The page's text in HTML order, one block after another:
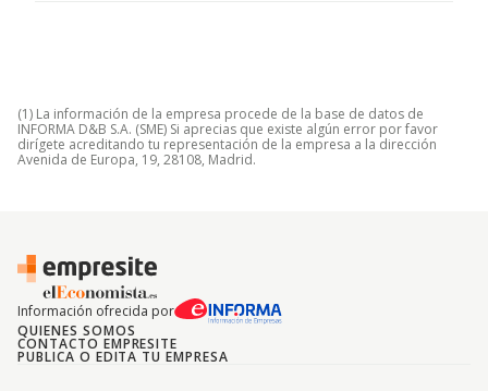
(1) La información de la empresa procede de la base de datos de
INFORMA D&B S.A. (SME) Si aprecias que existe algún error por favor
dirígete acreditando tu representación de la empresa a la dirección
Avenida de Europa, 19, 28108, Madrid.
Información ofrecida por
QUIENES SOMOS
CONTACTO EMPRESITE
PUBLICA O EDITA TU EMPRESA